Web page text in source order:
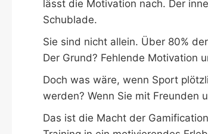
lässt die Motivation nach. Der
Schublade.
Sie sind nicht allein. Über 80%
Der Grund? Fehlende Motivation
Doch was wäre, wenn Sport
werden? Wenn Sie mit Freunden
Das ist die Macht der